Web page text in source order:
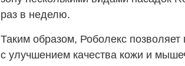
раз в неделю.
Таким образом, Роболекс
с улучшением качества кожи и